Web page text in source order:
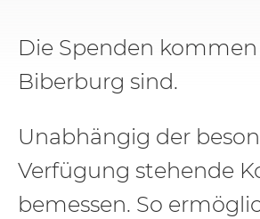
Die Spenden
Biberburg sind.
Unabhängig der
Verfügung stehende
bemessen. So